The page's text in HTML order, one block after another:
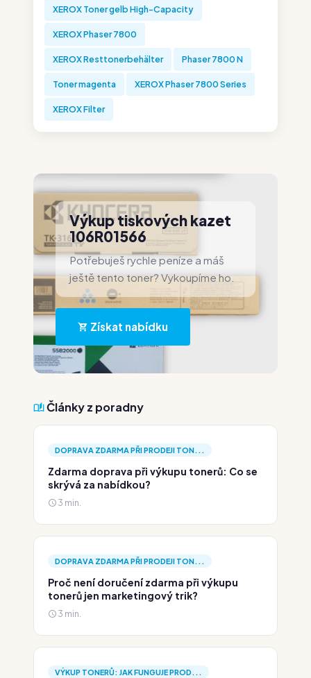
XEROX Toner gelb High-Capacity
XEROX Phaser 7800
XEROX Resttonerbehälter Phaser 7800 N
Toner magenta XEROX Phaser 7800 Series
XEROX Filter
Výkup tiskových kazet
106R01566
Potřebuješ rychle peníze a máš
ještě tento toner? Vykoupíme ho.
Získat nabídku
Články z poradny
DOPRAVA ZDARMA PŘI PRODEJI TON...
Zdarma doprava při výkupu tonerů: Co se
skrývá za nabídkou?
3 min.
DOPRAVA ZDARMA PŘI PRODEJI TON...
Proč není doručení zdarma při výkupu
tonerů jen marketingový trik?
3 min.
VÝKUP TONERŮ: JAK FUNGUJE PROD...